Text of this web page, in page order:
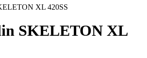
XL 420SS
SKELETON XL